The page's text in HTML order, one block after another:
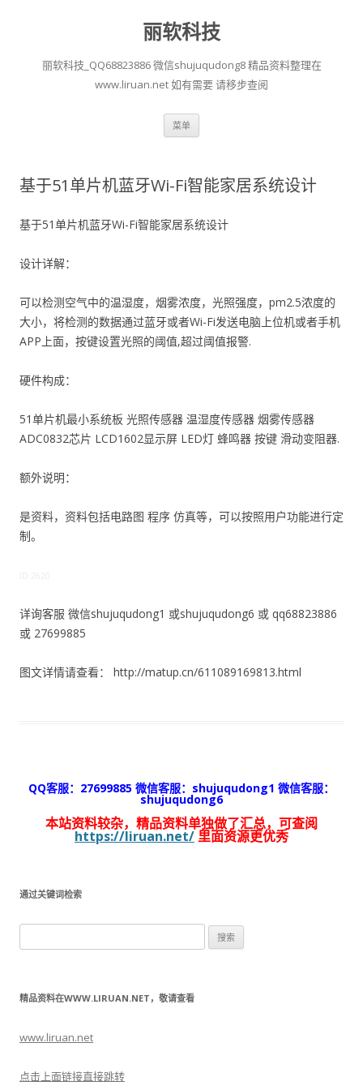
丽软科技
丽软科技_QQ68823886 微信shujuqudong8 精品资料整理在
www.liruan.net 如有需要 请移步查阅
菜单
基于51单片机蓝牙Wi-Fi智能家居系统设计
基于51单片机蓝牙Wi-Fi智能家居系统设计
设计详解：
可以检测空气中的温湿度，烟雾浓度，光照强度，pm2.5浓度的
大小，将检测的数据通过蓝牙或者Wi-Fi发送电脑上位机或者手机
APP上面，按键设置光照的阈值,超过阈值报警.
硬件构成：
51单片机最小系统板 光照传感器 温湿度传感器 烟雾传感器
ADC0832芯片 LCD1602显示屏 LED灯 蜂鸣器 按键 滑动变阻器.
额外说明：
是资料，资料包括电路图 程序 仿真等，可以按照用户功能进行定
制。
ID:2620
详询客服 微信shujuqudong1 或shujuqudong6 或 qq68823886
或 27699885
图文详情请查看： http://matup.cn/611089169813.html
QQ客服：27699885 微信客服：shujuqudong1 微信客服：
shujuqudong6
本站资料较杂，精品资料单独做了汇总，可查阅
https://liruan.net/ 里面资源更优秀
通过关键词检索
索：
精品资料在WWW.LIRUAN.NET，敬请查看
www.liruan.net
点击上面链接直接跳转